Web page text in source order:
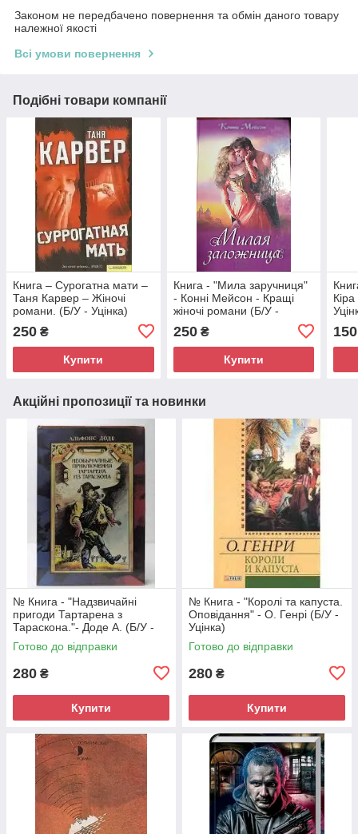
Законом не передбачено повернення та обмін даного товару
належної якості
Всі умови повернення
Подібні товари компанії
Книга – Сурогатна мати –
Таня Карвер – Жіночі
романи. (Б/У - Уцінка)
250 ₴
Купити
Книга - "Мила заручниця"
- Конні Мейсон - Кращі
жіночі романи (Б/У -
250₴
Купити
150
Акційні пропозиції та новинки
№ Книга - "Надзвичайні
пригоди Тартарена з
Тараскона."- Доде А. (Б/У -
Уцінка)
Готово до відправки
280 ₴
Купити
№ Книга - "Королі та капуста.
Оповідання" - О. Генрі (Б/У -
Уцінка)
Готово до відправки
280 ₴
Купити